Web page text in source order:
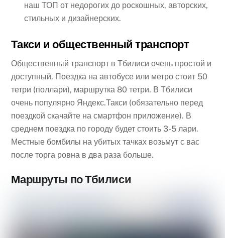
наш ТОП от недорогих до роскошных, авторских,
стильных и дизайнерских.
Такси и общественный транспорт
Общественный транспорт в Тбилиси очень простой и
доступный. Поездка на автобусе или метро стоит 50
тетри (поллари), маршрутка 80 тетри. В Тбилиси
очень популярно Яндекс.Такси (обязательно перед
поездкой скачайте на смартфон приложение). В
среднем поездка по городу будет стоить 3-5 лари.
Местные бомбилы на убитых тачках возьмут с вас
после торга ровна в два раза больше.
Маршруты по Тбилиси